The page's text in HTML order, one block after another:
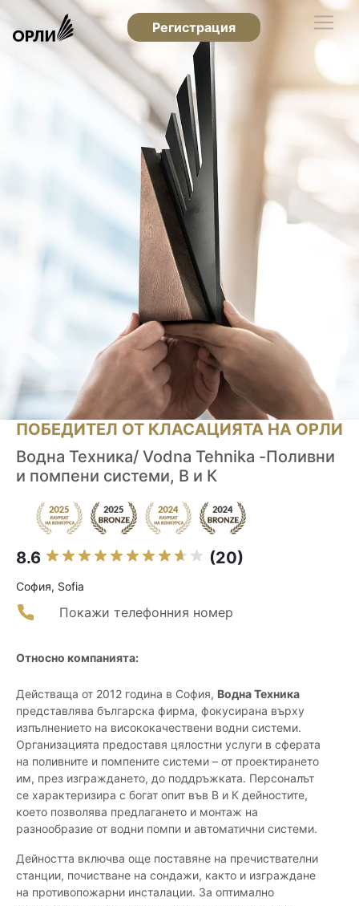
Регистрация
ПОБЕДИТЕЛ ОТ КЛАСАЦИЯТА НА ОРЛИ
Водна Техника/ Vodna Tehnika -Поливни
и помпени системи, В и К
8.6 (20)
София, Sofia
Покажи телефонния номер
Относно компанията:
Действаща от 2012 година в София, Водна Техника
представлява българска фирма, фокусирана върху
изпълнението на висококачествени водни системи.
Организацията предоставя цялостни услуги в сферата
на поливните и помпените системи – от проектирането
им, през изграждането, до поддръжката. Персоналът
се характеризира с богат опит във В и К дейностите,
което позволява предлагането и монтаж на
разнообразие от водни помпи и автоматични системи.
Дейността включва още поставяне на пречиствателни
станции, почистване на сондажи, както и изграждане
на противопожарни инсталации. За оптимално